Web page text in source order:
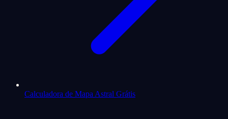
Calculadora de Mapa Astral Grátis